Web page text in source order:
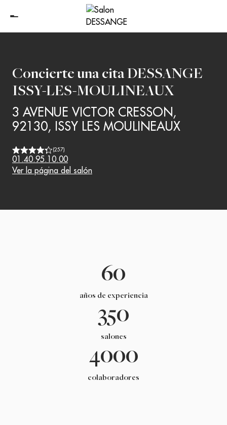
Concierte una cita DESSANGE
ISSY-LES-MOULINEAUX
3 AVENUE VICTOR CRESSON ,
92130, ISSY LES MOULINEAUX
(257)
01.40.95.10.00
Ver la página del salón
60
años de experiencia
350
salones
4000
colaboradores